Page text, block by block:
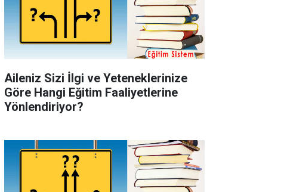
Aileniz Sizi İlgi ve Yeteneklerinize
Göre Hangi Eğitim Faaliyetlerine
Yönlendiriyor?